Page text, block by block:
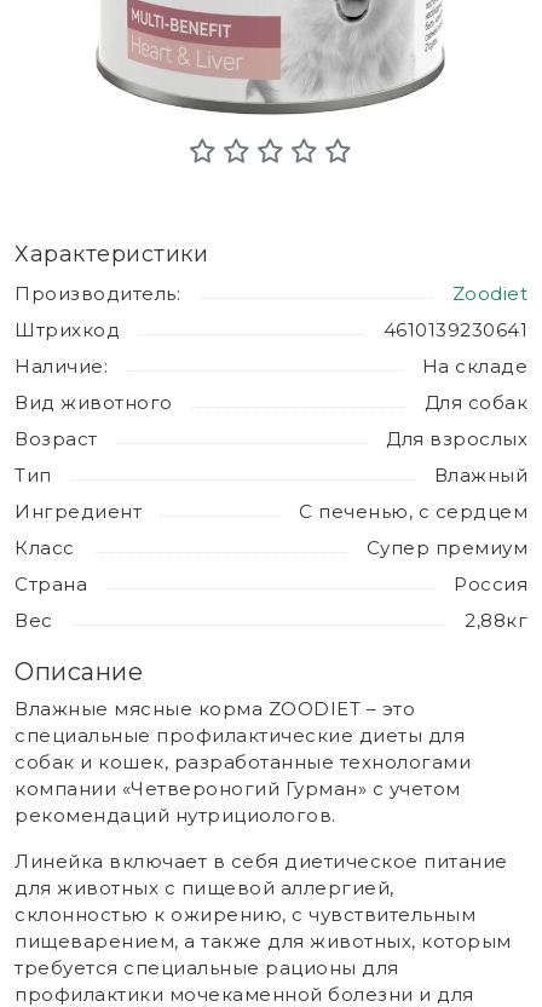
Характеристики
Производитель:
Zoodiet
Штрихкод
4610139230641
Наличие:
На складе
Вид животного
Для собак
Возраст
Для взрослых
Тип
Влажный
Ингредиент
С печенью, с сердцем
Класс
Супер премиум
Страна
Россия
Вес
2,88кг
Описание
Влажные мясные корма ZOODIET – это
специальные профилактические диеты для
собак и кошек, разработанные технологами
компании «Четвероногий Гурман» с учетом
рекомендаций нутрициологов.
Линейка включает в себя диетическое питание
для животных с пищевой аллергией,
склонностью к ожирению, с чувствительным
пищеварением, а также для животных, которым
требуется специальные рационы для
профилактики мочекаменной болезни и для